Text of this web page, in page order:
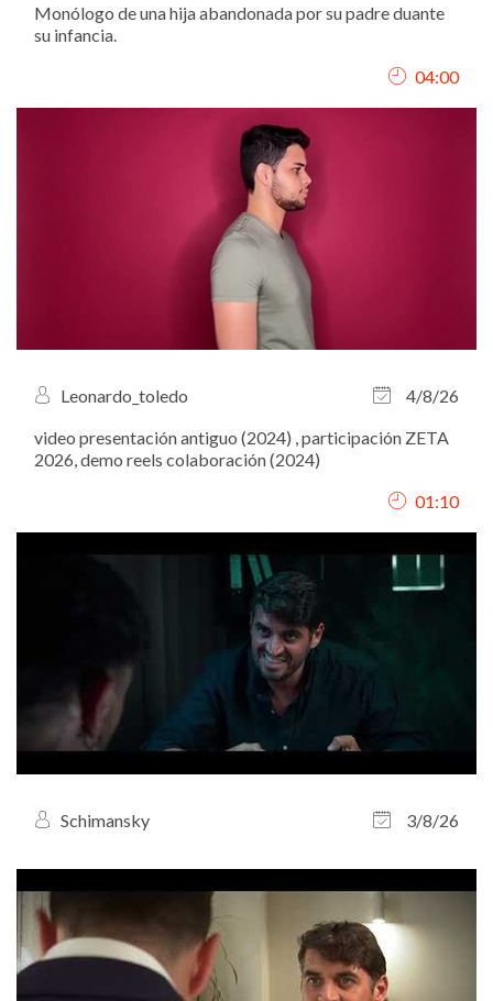
Monólogo de una hija abandonada por su padre duante
su infancia.
04:00
Leonardo_toledo
4/8/26
video presentación antiguo (2024) , participación ZETA
2026, demo reels colaboración (2024)
01:10
Schimansky 3/8/26